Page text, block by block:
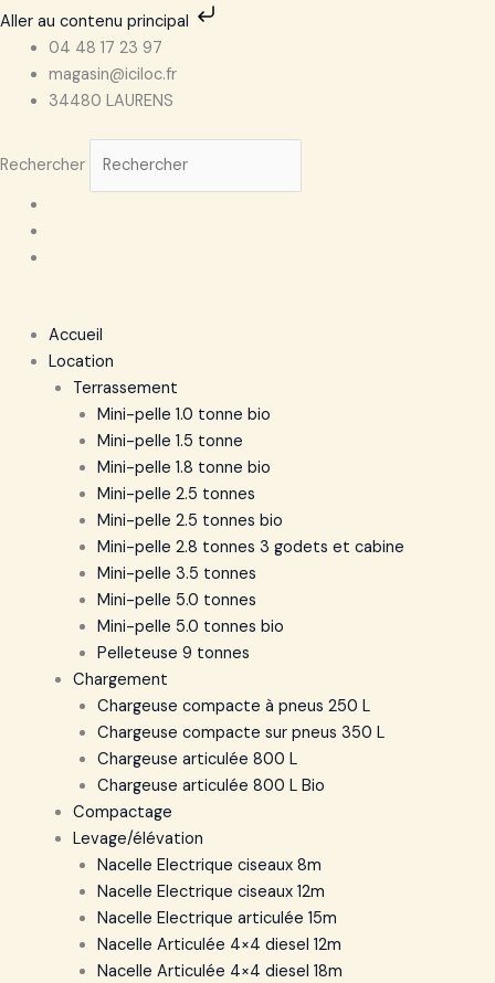
Aller au contenu principal
Aller
04 48 17 23 97
magasin@iciloc.fr
34480 LAURENS
Rechercher
Accueil
Location
Terrassement
Mini-pelle 1.0 tonne bio
Mini-pelle 1.5 tonne
Mini-pelle 1.8 tonne bio
Mini-pelle 2.5 tonnes
Mini-pelle 2.5 tonnes bio
Mini-pelle 2.8 tonnes 3 godets et cabine
Mini-pelle 3.5 tonnes
Mini-pelle 5.0 tonnes
Mini-pelle 5.0 tonnes bio
Pelleteuse 9 tonnes
Chargement
Chargeuse compacte à pneus 250 L
Chargeuse compacte sur pneus 350 L
Chargeuse articulée 800 L
Chargeuse articulée 800 L Bio
Compactage
Levage/élévation
Nacelle Electrique ciseaux 8m
Nacelle Electrique ciseaux 12m
Nacelle Electrique articulée 15m
Nacelle Articulée 4×4 diesel 12m
Nacelle Articulée 4×4 diesel 18m